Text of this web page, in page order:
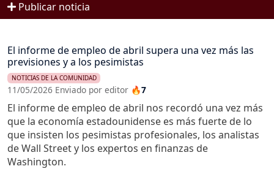
Publicar noticia
El informe de empleo de abril supera una vez más las
previsiones y a los pesimistas
NOTICIAS DE LA COMUNIDAD
11/05/2026 Enviado por editor 🔥7
El informe de empleo de abril nos recordó una vez más
que la economía estadounidense es más fuerte de lo
que insisten los pesimistas profesionales, los analistas
de Wall Street y los expertos en finanzas de
Washington.